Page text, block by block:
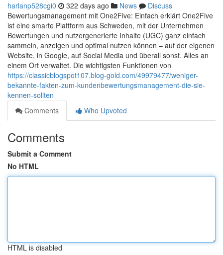
harlanp528cgi0 322 days ago News
Discuss
Bewertungsmanagement mit One2Five: Einfach erklärt One2Five
ist eine smarte Plattform aus Schweden, mit der Unternehmen
Bewertungen und nutzergenerierte Inhalte (UGC) ganz einfach
sammeln, anzeigen und optimal nutzen können – auf der eigenen
Website, in Google, auf Social Media und überall sonst. Alles an
einem Ort verwaltet. Die wichtigsten Funktionen von
https://classicblogspot107.blog-gold.com/49979477/weniger-
bekannte-fakten-zum-kundenbewertungsmanagement-die-sie-
kennen-sollten
Comments
Who Upvoted
Comments
Submit a Comment
No HTML
HTML is disabled